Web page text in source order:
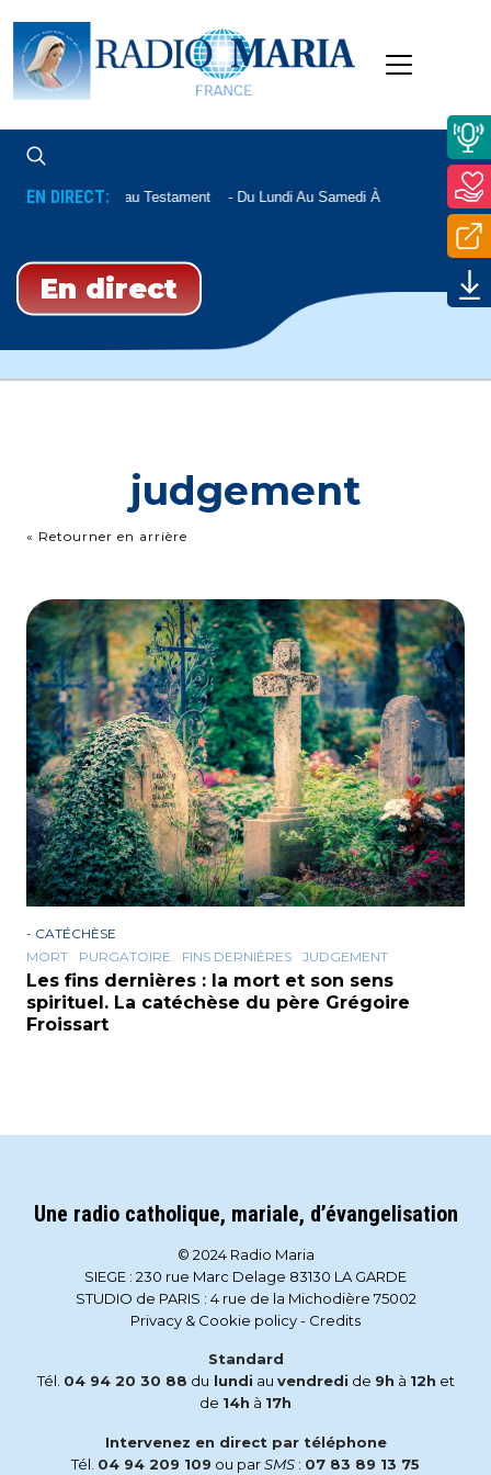
EN DIRECT:Nouveau Testament Du Lundi Au Samedi À 12h15, Le Mardi
En direct
judgement
« Retourner en arrière
- CATÉCHÈSE
MORT
PURGATOIRE FINS DERNIÈRES JUDGEMENT
Les fins dernières : la mort et son sens
spirituel. La catéchèse du père Grégoire
Froissart
Une radio catholique, mariale, d’évangelisation
© 2024 Radio Maria
SIEGE : 230 rue Marc Delage 83130 LA GARDE
STUDIO de PARIS : 4 rue de la Michodière 75002
Privacy & Cookie policy- Credits
Standard
Tél. 04 94 20 30 88 du lundi au vendredi de 9h à 12h et
de 14h à 17h
Intervenez en direct par téléphone
Tél. 04 94 209 109 ou parSMS : 07 83 89 13 75